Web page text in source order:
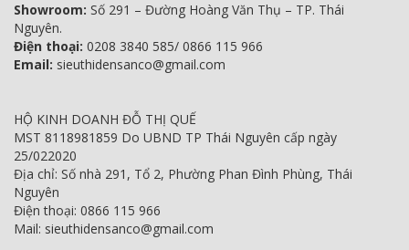
Showroom: Số 291 – Đường Hoàng Văn Thụ – TP. Thái
Nguyên.
Điện thoại: 0208 3840 585/ 0866 115 966
Email: sieuthidensanco@gmail.com
HỘ KINH DOANH ĐỖ THỊ QUẾ
MST 8118981859 Do UBND TP Thái Nguyên cấp ngày
25/022020
Địa chỉ: Số nhà 291, Tổ 2, Phường Phan Đình Phùng, Thái
Nguyên
Điện thoại: 0866 115 966
Mail: sieuthidensanco@gmail.com